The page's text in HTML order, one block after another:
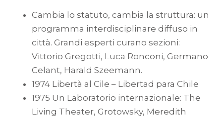
Cambia lo statuto, cambia la struttura: un
programma interdisciplinare diffuso in
città. Grandi esperti curano sezioni:
Vittorio Gregotti, Luca Ronconi, Germano
Celant, Harald Szeemann.
1974 Libertà al Cile – Libertad para Chile
1975 Un Laboratorio internazionale: The
Living Theater, Grotowsky, Meredith